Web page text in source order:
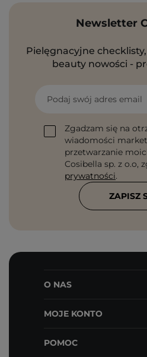
Newsletter
Pielęgnacyjne
beauty nowości -
Podaj swój adres email
Zgadzam się na
wiadomości
przetwarzanie
Cosibella sp. z o.o,
prywatności.
ZAPISZ
O NAS
MOJE KONTO
POMOC